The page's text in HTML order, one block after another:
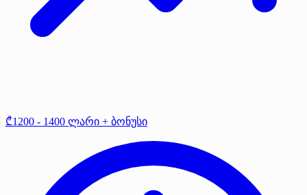
₾1200 - 1400 ლარი + ბონუსი